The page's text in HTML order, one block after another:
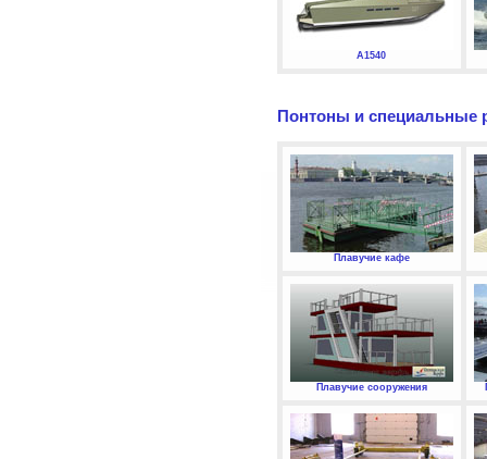
А1540
Понтоны и специальные
Плавучие кафе
Плавучие сооружения